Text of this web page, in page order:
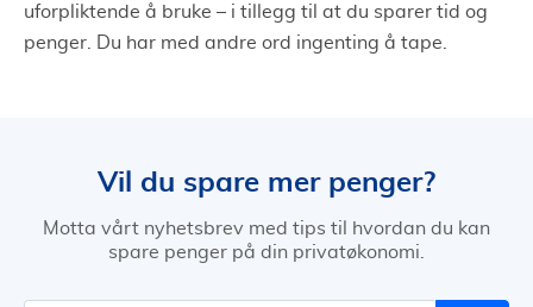
uforpliktende å bruke – i tillegg til at du sparer tid og
penger. Du har med andre ord ingenting å tape.
Vil du spare mer penger?
Motta vårt nyhetsbrev med tips til hvordan du kan
spare penger på din privatøkonomi.